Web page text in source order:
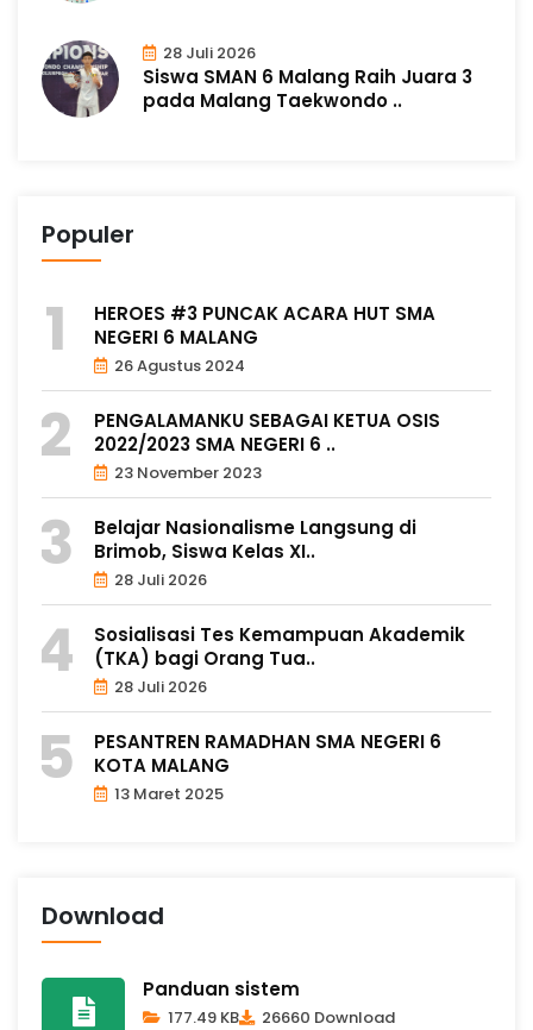
28 Juli 2026
Siswa SMAN 6 Malang Raih Juara 3
pada Malang Taekwondo ..
Populer
HEROES #3 PUNCAK ACARA HUT SMA
NEGERI 6 MALANG
26 Agustus 2024
PENGALAMANKU SEBAGAI KETUA OSIS
2022/2023 SMA NEGERI 6 ..
23 November 2023
Belajar Nasionalisme Langsung di
Brimob, Siswa Kelas XI..
28 Juli 2026
Sosialisasi Tes Kemampuan Akademik
(TKA) bagi Orang Tua..
28 Juli 2026
PESANTREN RAMADHAN SMA NEGERI 6
KOTA MALANG
13 Maret 2025
Download
Panduan sistem
177.49 KB 26660 Download